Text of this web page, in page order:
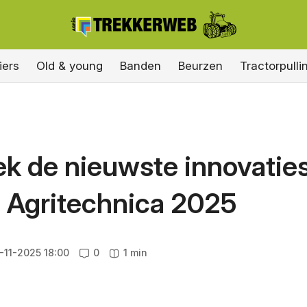
Old & young Banden Beurzen
de nieuwste
Agritechnica 2025
11-2025 18:00 0 1 min